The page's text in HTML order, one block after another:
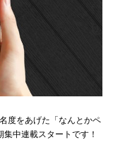
度をあげた「なんとかペ
中連載スタートです！